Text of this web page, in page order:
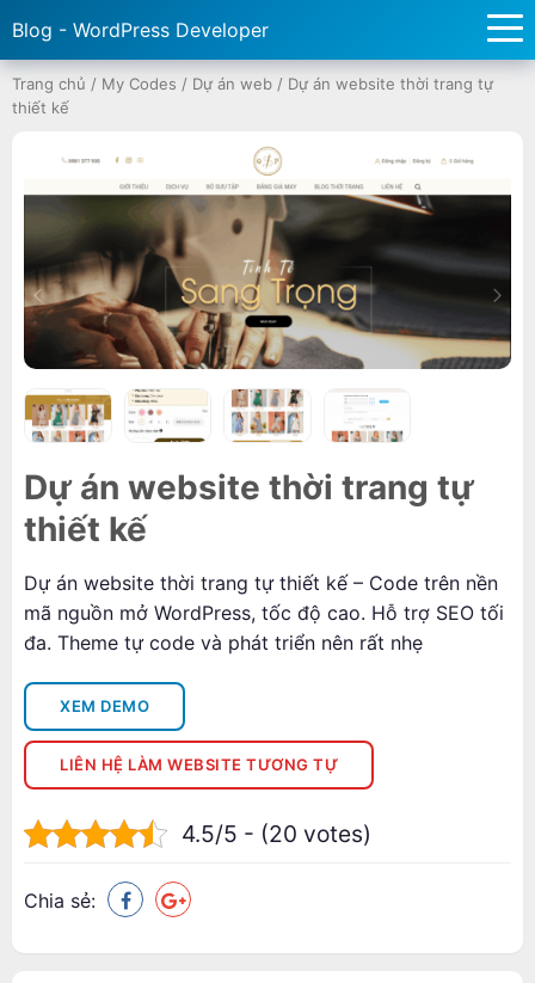
Blog - WordPress Developer
Trang chủ / My Codes / Dự án web / Dự án website thời trang tự
thiết kế
Dự án website thời trang tự
thiết kế
Dự án website thời trang tự thiết kế – Code trên nền
mã nguồn mở WordPress, tốc độ cao. Hỗ trợ SEO tối
đa. Theme tự code và phát triển nên rất nhẹ
XEM DEMO
LIÊN HỆ LÀM WEBSITE TƯƠNG TỰ
4.5/5 - (20 votes)
Chia sẻ: